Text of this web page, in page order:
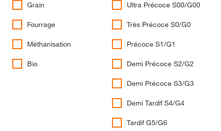
Grain
Fourrage
Méthanisation
Bio
Ultra Précoce S00/G00
Très Précoce S0/G0
Précoce S1/G1
Demi Précoce S2/G2
Demi Précoce S3/G3
Demi Tardif S4/G4
Tardif G5/G6